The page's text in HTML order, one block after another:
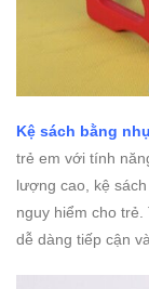
Kệ sách bằng
trẻ em với tính
lượng cao, kệ
nguy hiểm cho
dễ dàng tiếp cận